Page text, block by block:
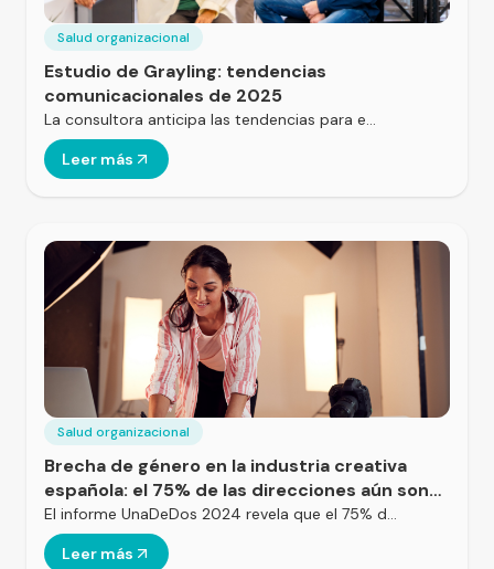
Salud organizacional
Estudio de Grayling: tendencias
comunicacionales de 2025
La consultora anticipa las tendencias para e…
Leer más
Salud organizacional
Brecha de género en la industria creativa
española: el 75% de las direcciones aún son
masculinas
El informe UnaDeDos 2024 revela que el 75% d…
Leer más